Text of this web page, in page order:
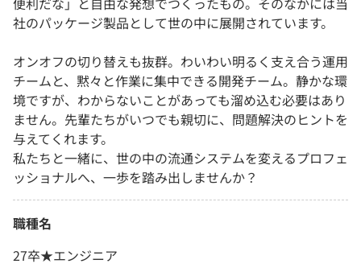
社のパッケージ製品として世の中に展開されています。
オンオフの切り替えも抜群。わいわい明るく支え合う運用
チームと、黙々と作業に集中できる開発チーム。静かな環
境ですが、わからないことがあっても溜め込む必要はあり
ません。先輩たちがいつでも親切に、問題解決のヒントを
与えてくれます。
私たちと一緒に、世の中の流通システムを変えるプロフェ
ッショナルへ、一歩を踏み出しませんか？
職種名
27卒★エンジニア